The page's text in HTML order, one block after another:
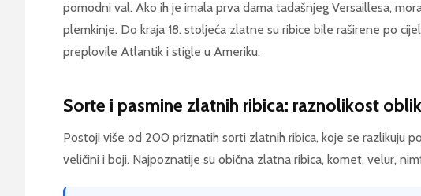
pomodni val. Ako ih je imala prva dama tadašnjeg Versaillesa,
plemkinje. Do kraja 18. stoljeća zlatne su ribice bile raširene po
preplovile Atlantik i stigle u Ameriku.
Sorte i pasmine zlatnih ribica: raznolikost
Postoji više od 200 priznatih sorti zlatnih ribica, koje se razlikuju
veličini i boji. Najpoznatije su obična zlatna ribica, komet, velur,